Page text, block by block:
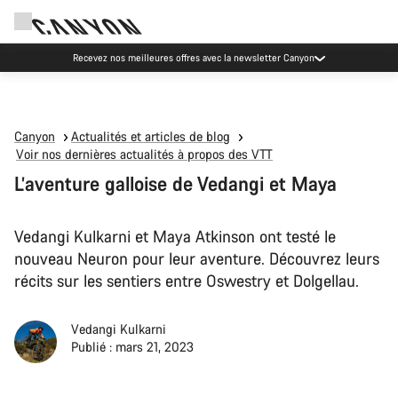
Événements Canyon
Canyon
Actualités et articles de blog
Voir nos dernières actualités à propos des VTT
L’aventure galloise de Vedangi et Maya
Vedangi Kulkarni et Maya Atkinson ont testé le
nouveau Neuron pour leur aventure. Découvrez leurs
récits sur les sentiers entre Oswestry et Dolgellau.
Vedangi Kulkarni
Publié : mars 21, 2023